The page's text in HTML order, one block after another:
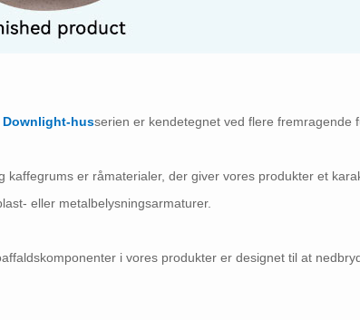
Downlight-husserien er kendetegnet ved flere fremragende
kaffegrums er råmaterialer, der giver vores produkter et
eller metalbelysningsarmaturer.
i vores produkter er designet til at